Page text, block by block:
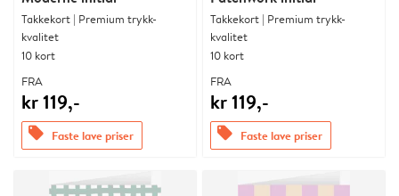
Takkekort | Premium trykk-
kvalitet
10 kort
FRA
kr 119,-
offers Faste lave priser
Takkekort | Premium trykk-
kvalitet
10 kort
FRA
kr 119,-
offers Faste lave priser